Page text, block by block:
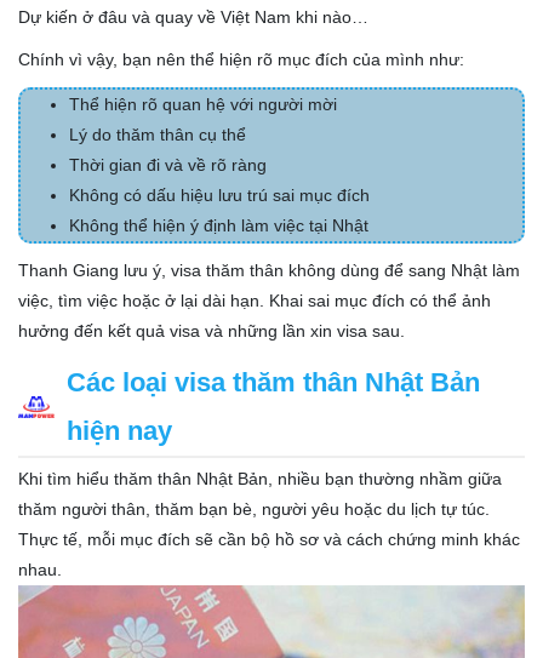
Dự kiến ở đâu và quay về Việt Nam khi nào…
Chính vì vậy, bạn nên thể hiện rõ mục đích của mình như:
Thể hiện rõ quan hệ với người mời
Lý do thăm thân cụ thể
Thời gian đi và về rõ ràng
Không có dấu hiệu lưu trú sai mục đích
Không thể hiện ý định làm việc tại Nhật
Thanh Giang lưu ý, visa thăm thân không dùng để sang Nhật làm
việc, tìm việc hoặc ở lại dài hạn. Khai sai mục đích có thể ảnh
hưởng đến kết quả visa và những lần xin visa sau.
Các loại visa thăm thân Nhật Bản
hiện nay
Khi tìm hiểu thăm thân Nhật Bản, nhiều bạn thường nhầm giữa
thăm người thân, thăm bạn bè, người yêu hoặc du lịch tự túc.
Thực tế, mỗi mục đích sẽ cần bộ hồ sơ và cách chứng minh khác
nhau.